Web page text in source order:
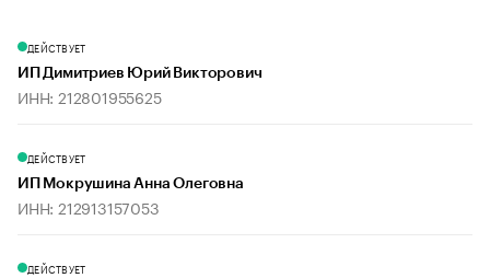
ДЕЙСТВУЕТ
ИП Димитриев Юрий Викторович
ИНН: 212801955625
ДЕЙСТВУЕТ
ИП Мокрушина Анна Олеговна
ИНН: 212913157053
ДЕЙСТВУЕТ